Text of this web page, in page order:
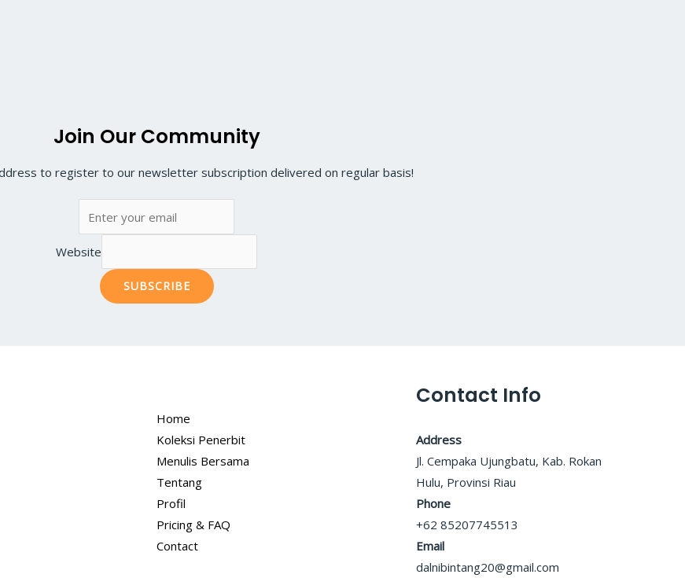
Join Our Community
to register to our newsletter subscription delivered on regular basis!
Website
SUBSCRIBE
Home
Koleksi Penerbit
Menulis Bersama
Tentang
Profil
Pricing & FAQ
Contact
Contact Info
Address
Jl. Cempaka Ujungbatu, Kab. Rokan
Hulu, Provinsi Riau
Phone
+62 85207745513
Email
dalnibintang20@gmail.com